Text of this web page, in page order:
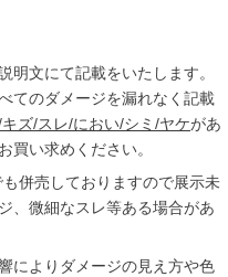
明文にて記載をいたします。
てのダメージを漏れなく記載
ズ/スレ/におい/シミ/ヤケがあ
買い求めください。
併売しておりますので展示未
、微細なスレ等ある場合があ
によりダメージの見え方や色